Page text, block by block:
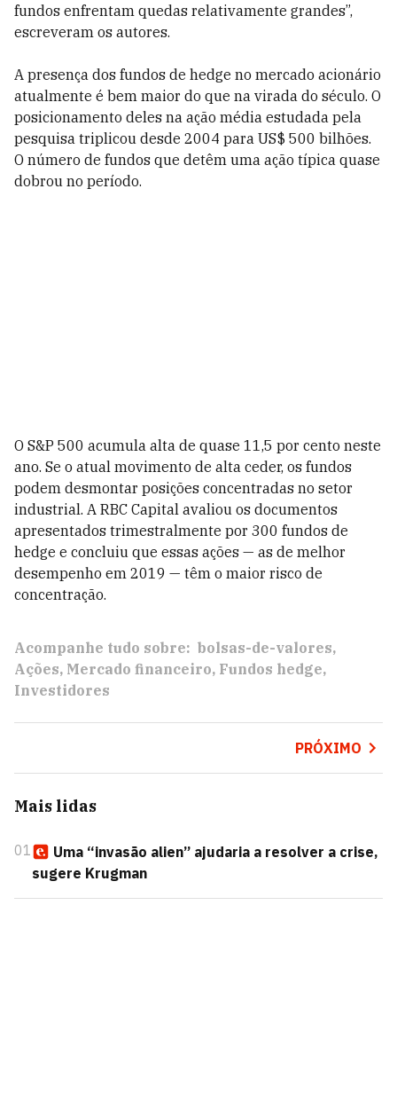
fundos enfrentam quedas relativamente grandes”,
escreveram os autores.
A presença dos fundos de hedge no mercado acionário
atualmente é bem maior do que na virada do século. O
posicionamento deles na ação média estudada pela
pesquisa triplicou desde 2004 para US$ 500 bilhões.
O número de fundos que detêm uma ação típica quase
dobrou no período.
O S&P 500 acumula alta de quase 11,5 por cento neste
ano. Se o atual movimento de alta ceder, os fundos
podem desmontar posições concentradas no setor
industrial. A RBC Capital avaliou os documentos
apresentados trimestralmente por 300 fundos de
hedge e concluiu que essas ações — as de melhor
desempenho em 2019 — têm o maior risco de
concentração.
Acompanhe tudo sobre: bolsas-de-valores
Ações Mercado financeiro Fundos hedge
Investidores
PRÓXIMO
Mais lidas
01
Uma “invasão alien” ajudaria a resolver a crise,
sugere Krugman